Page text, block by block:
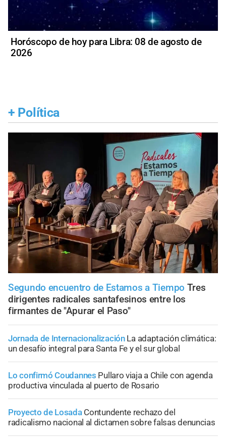
Horóscopo de hoy para Libra: 08 de agosto de
2026
+ Política
Segundo encuentro de Estamos a Tiempo Tres
dirigentes radicales santafesinos entre los
firmantes de "Apurar el Paso"
Jornada de Internacionalización La adaptación climática:
un desafío integral para Santa Fe y el sur global
Lo confirmó Coudannes Pullaro viaja a Chile con agenda
productiva vinculada al puerto de Rosario
Proyecto de Losada Contundente rechazo del
radicalismo nacional al dictamen sobre falsas denuncias